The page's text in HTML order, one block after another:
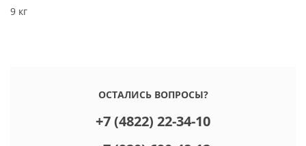
9 кг
ОСТАЛИСЬ ВОПРОСЫ?
+7 (4822) 22-34-10